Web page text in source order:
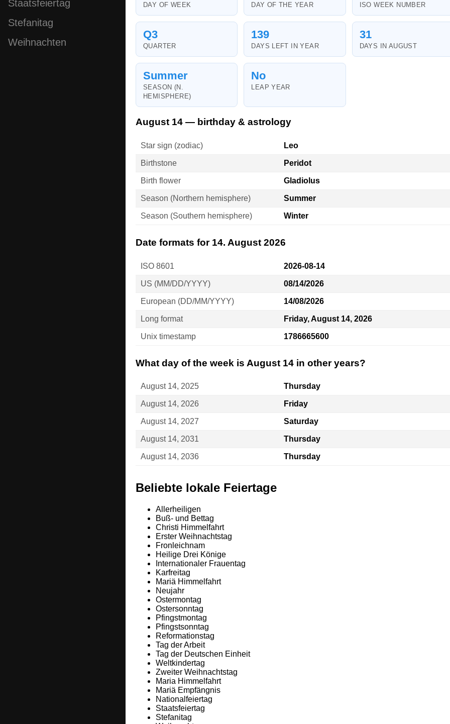
Staatsfeiertag
Stefanitag
Weihnachten
DAY OF WEEK DAY OF THE YEAR ISO WEEK NUMBER
Q3
QUARTER
139
DAYS LEFT IN YEAR
31
DAYS IN AUGUST
Summer
SEASON (N.
HEMISPHERE)
No
LEAP YEAR
August 14 — birthday & astrology
Star sign (zodiac) Leo
Birthstone Peridot
Birth flower Gladiolus
Season (Northern hemisphere) Summer
Season (Southern hemisphere) Winter
Date formats for 14. August 2026
ISO 8601 2026-08-14
US (MM/DD/YYYY) 08/14/2026
European (DD/MM/YYYY) 14/08/2026
Long format Friday, August 14, 2026
Unix timestamp 1786665600
What day of the week is August 14 in other years?
August 14, 2025 Thursday
August 14, 2026 Friday
August 14, 2027 Saturday
August 14, 2031 Thursday
August 14, 2036 Thursday
Beliebte lokale Feiertage
Allerheiligen
Buß- und Bettag
Christi Himmelfahrt
Erster Weihnachtstag
Fronleichnam
Heilige Drei Könige
Internationaler Frauentag
Karfreitag
Mariä Himmelfahrt
Neujahr
Ostermontag
Ostersonntag
Pfingstmontag
Pfingstsonntag
Reformationstag
Tag der Arbeit
Tag der Deutschen Einheit
Weltkindertag
Zweiter Weihnachtstag
Maria Himmelfahrt
Mariä Empfängnis
Nationalfeiertag
Staatsfeiertag
Stefanitag